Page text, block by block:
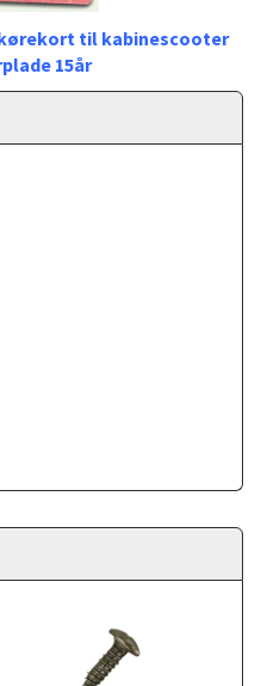
til kabinescooter
15år